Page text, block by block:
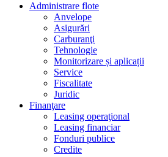
Administrare flote
Anvelope
Asigurări
Carburanţi
Tehnologie
Monitorizare și aplicații
Service
Fiscalitate
Juridic
Finanţare
Leasing operaţional
Leasing financiar
Fonduri publice
Credite